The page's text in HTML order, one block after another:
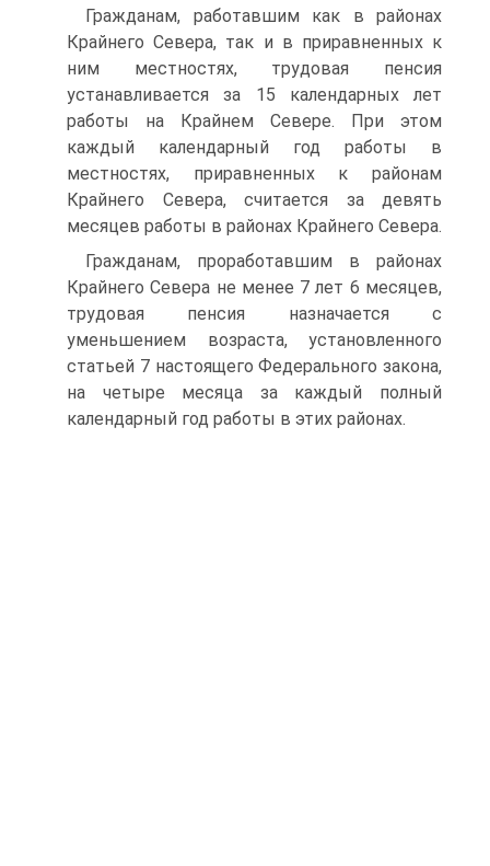
Гражданам, работавшим как в районах
Крайнего Севера, так и в приравненных к
ним местностях, трудовая пенсия
устанавливается за 15 календарных лет
работы на Крайнем Севере. При этом
каждый календарный год работы в
местностях, приравненных к районам
Крайнего Севера, считается за девять
месяцев работы в районах Крайнего Севера.
Гражданам, проработавшим в районах
Крайнего Севера не менее 7 лет 6 месяцев,
трудовая пенсия назначается с
уменьшением возраста, установленного
статьей 7 настоящего Федерального закона,
на четыре месяца за каждый полный
календарный год работы в этих районах.